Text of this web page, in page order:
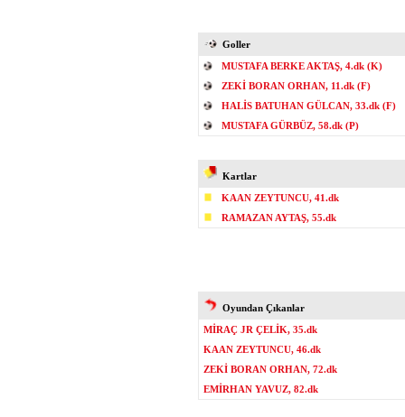
Goller
MUSTAFA BERKE AKTAŞ, 4.dk (K)
ZEKİ BORAN ORHAN, 11.dk (F)
HALİS BATUHAN GÜLCAN, 33.dk (F)
MUSTAFA GÜRBÜZ, 58.dk (P)
Kartlar
KAAN ZEYTUNCU, 41.dk
RAMAZAN AYTAŞ, 55.dk
Oyundan Çıkanlar
MİRAÇ JR ÇELİK, 35.dk
KAAN ZEYTUNCU, 46.dk
ZEKİ BORAN ORHAN, 72.dk
EMİRHAN YAVUZ, 82.dk